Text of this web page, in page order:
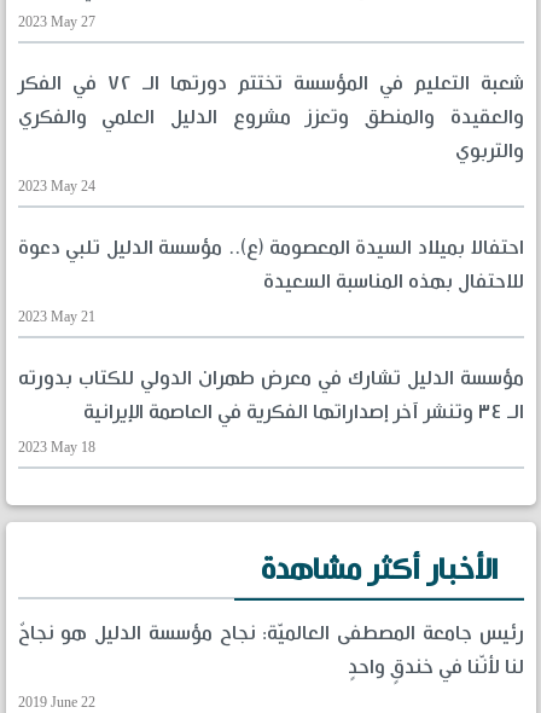
2023 May 27
شعبة التعليم في المؤسسة تختتم دورتها الـ ٧٢ في الفكر
والعقيدة والمنطق وتعزز مشروع الدليل العلمي والفكري
والتربوي
2023 May 24
احتفالا بميلاد السيدة المعصومة (ع).. مؤسسة الدليل تلبي دعوة
للاحتفال بهذه المناسبة السعيدة
2023 May 21
مؤسسة الدليل تشارك في معرض طهران الدولي للكتاب بدورته
الـ ٣٤ وتنشر آخر إصداراتها الفكرية في العاصمة الإيرانية
2023 May 18
الأخبار أكثر مشاهدة
رئيس جامعة المصطفى العالميّة: نجاح مؤسسة الدليل هو نجاحٌ
لنا لأنّنا في خندقٍ واحدٍ
2019 June 22